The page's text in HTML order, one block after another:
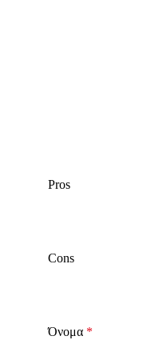
Pros
Cons
Όνομα *